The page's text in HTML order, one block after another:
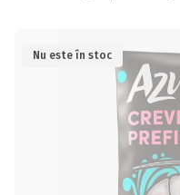
Nu este în stoc